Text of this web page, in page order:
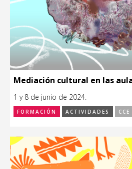
Mediación cultural en las
1 y 8 de junio de 2024.
FORMACIÓN ACTIVIDADES